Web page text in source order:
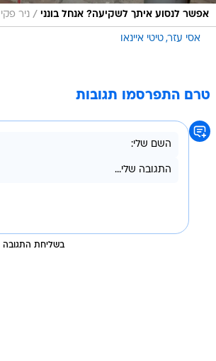
אפשר לנסוע איתך לשקיעה? אנחל בונני / ניר פקין
אסי עזר טיטי איינאו
טרם התפרסמו תגובות
בשליחת התגובה